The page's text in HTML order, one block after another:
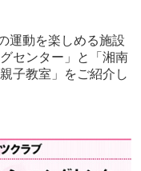
運動を楽しめる施設
センター」と「湘南
子教室」をご紹介し